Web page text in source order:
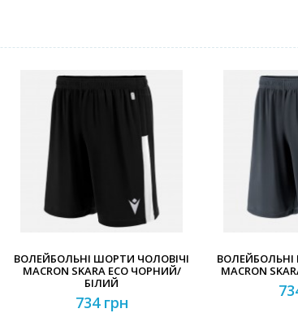
ВОЛЕЙБОЛЬНІ ШОРТИ ЧОЛОВІЧІ
MACRON SKARA ECO ЧОРНИЙ/
БІЛИЙ
734 грн
MACRON